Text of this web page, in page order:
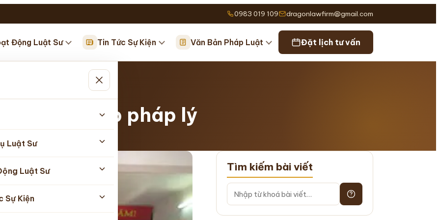
0983 019 109 dragonlawfirm@gmail.com
Động Luật Sư Tin Tức Sự Kiện Văn Bản Pháp Luật Đặt lịch tư vấn
Luật Sư
Luật Sư
Sự Kiện
tác trợ giúp pháp lý
2026
Tìm kiếm bài viết